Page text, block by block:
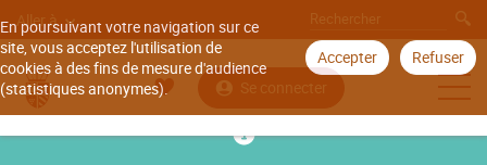
En poursuivant votre navigation sur ce
site, vous acceptez l'utilisation de
cookies à des fins de mesure d'audience
(statistiques anonymes).
Accepter Refuser
Aller à
Se connecter